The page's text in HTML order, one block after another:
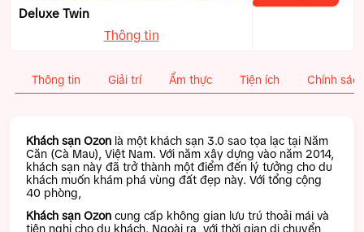
Deluxe Twin
Thông tin
Thông tin Giải trí Ẩm thực Tiện ích Chính sách
Khách sạn Ozon là một khách sạn 3.0 sao tọa lạc tại Năm
Căn (Cà Mau), Việt Nam. Với năm xây dựng vào năm 2014,
khách sạn này đã trở thành một điểm đến lý tưởng cho du
khách muốn khám phá vùng đất đẹp này. Với tổng cộng
40 phòng,
Khách sạn Ozon cung cấp không gian lưu trú thoải mái và
tiện nghi cho du khách. Ngoài ra, với thời gian di chuyển